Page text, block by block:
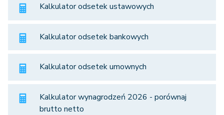
Kalkulator odsetek ustawowych
Kalkulator odsetek bankowych
Kalkulator odsetek umownych
Kalkulator wynagrodzeń 2026 - porównaj
brutto netto